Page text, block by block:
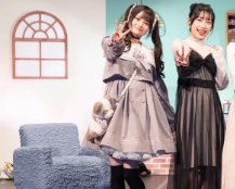
配信・Vtuber
最新記事一覧
アニメ記事一覧
アニメ映画一覧